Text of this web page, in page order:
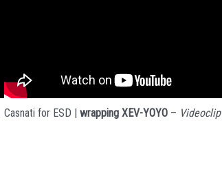
Casnati for ESD |wrapping XEV-YOYO – Videoclip